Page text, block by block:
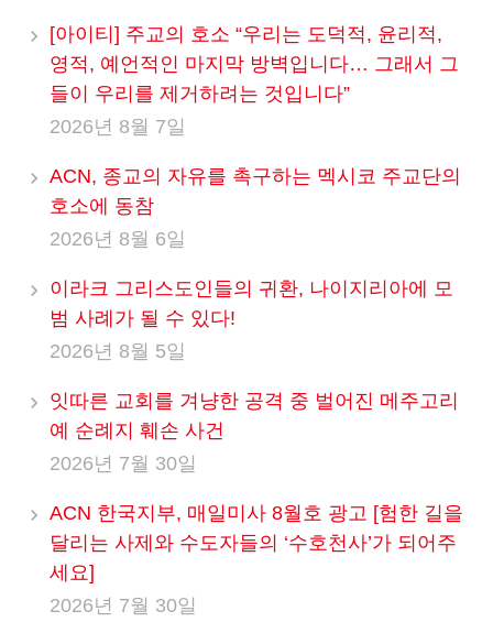
[아이티] 주교의 호소 “우리는 도덕적, 윤리적,
영적, 예언적인 마지막 방벽입니다… 그래서 그
들이 우리를 제거하려는 것입니다”
2026년 8월 7일
ACN, 종교의 자유를 촉구하는 멕시코 주교단의
호소에 동참
2026년 8월 6일
이라크 그리스도인들의 귀환, 나이지리아에 모
범 사례가 될 수 있다!
2026년 8월 5일
잇따른 교회를 겨냥한 공격 중 벌어진 메주고리
예 순례지 훼손 사건
2026년 7월 30일
ACN 한국지부, 매일미사 8월호 광고 [험한 길을
달리는 사제와 수도자들의 ‘수호천사’가 되어주
세요]
2026년 7월 30일